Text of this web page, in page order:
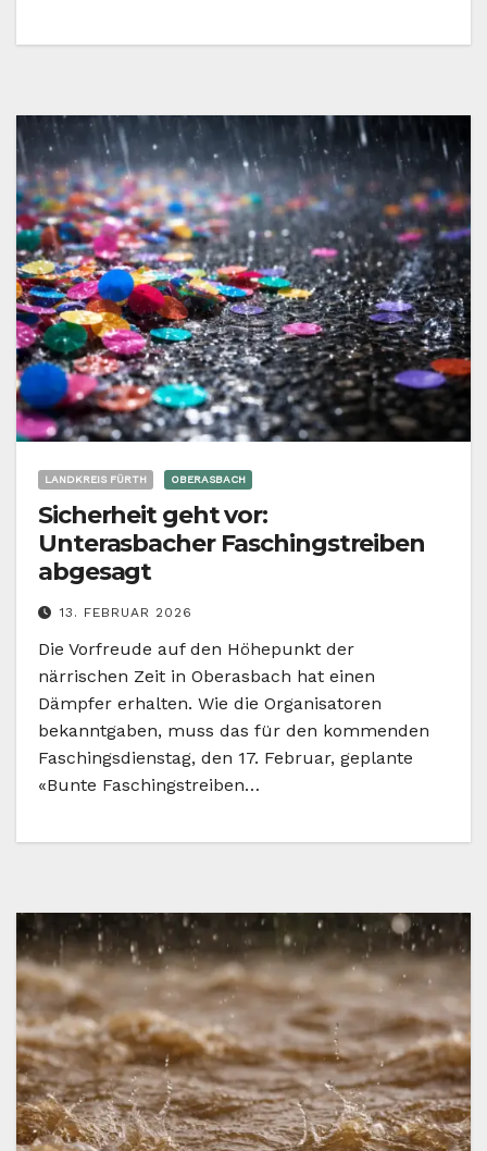
LANDKREIS FÜRTH OBERASBACH
Sicherheit geht vor:
Unterasbacher Faschingstreiben
abgesagt
13. FEBRUAR 2026
Die Vorfreude auf den Höhepunkt der
närrischen Zeit in Oberasbach hat einen
Dämpfer erhalten. Wie die Organisatoren
bekanntgaben, muss das für den kommenden
Faschingsdienstag, den 17. Februar, geplante
«Bunte Faschingstreiben…